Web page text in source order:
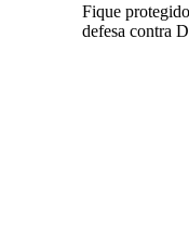
Fique
defesa contra